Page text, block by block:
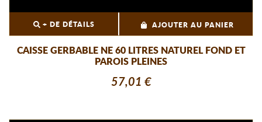
+ DE DÉTAILS AJOUTER AU PANIER
CAISSE GERBABLE NE 60 LITRES NATUREL FOND ET
PAROIS PLEINES
57,01 €